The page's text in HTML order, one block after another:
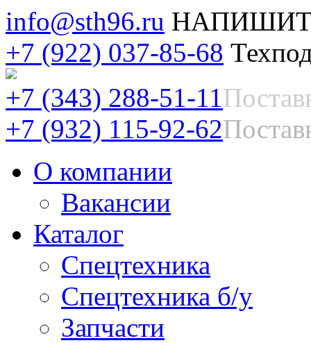
info@sth96.ru
+7 (922) 037-85-68
+7 (343) 288-51-11
+7 (932) 115-92-62
О компании
Вакансии
Каталог
Спецтехника
Спецтехника б/у
Запчасти